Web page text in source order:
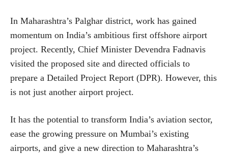
In Maharashtra’s Palghar district, work has gained
momentum on India’s ambitious first offshore airport
project. Recently, Chief Minister Devendra Fadnavis
visited the proposed site and directed officials to
prepare a Detailed Project Report (DPR). However, this
is not just another airport project.
It has the potential to transform India’s aviation sector,
ease the growing pressure on Mumbai’s existing
airports, and give a new direction to Maharashtra’s